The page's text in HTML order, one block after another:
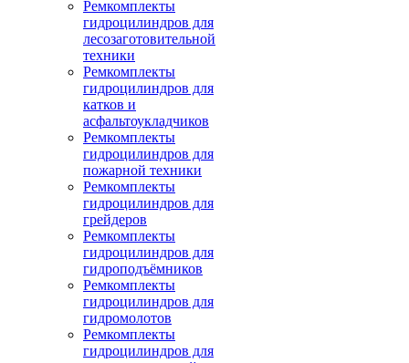
Ремкомплекты
гидроцилиндров для
лесозаготовительной
техники
Ремкомплекты
гидроцилиндров для
катков и
асфальтоукладчиков
Ремкомплекты
гидроцилиндров для
пожарной техники
Ремкомплекты
гидроцилиндров для
грейдеров
Ремкомплекты
гидроцилиндров для
гидроподъёмников
Ремкомплекты
гидроцилиндров для
гидромолотов
Ремкомплекты
гидроцилиндров для